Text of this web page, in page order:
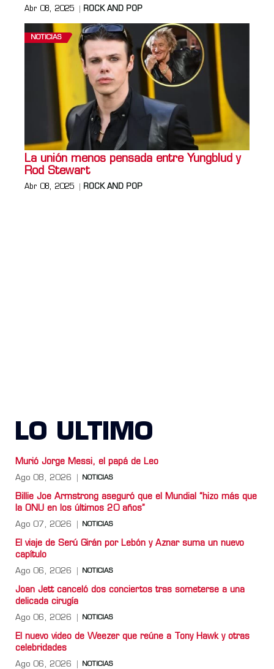
Abr 08, 2025 ROCK AND POP
NOTICIAS
La unión menos pensada entre Yungblud y
Rod Stewart
Abr 08, 2025 ROCK AND POP
LO ULTIMO
Murió Jorge Messi, el papá de Leo
Ago 08, 2026 NOTICIAS
Billie Joe Armstrong aseguró que el Mundial “hizo más que
la ONU en los últimos 20 años”
Ago 07, 2026 NOTICIAS
El viaje de Serú Girán por Lebón y Aznar suma un nuevo
capítulo
Ago 06, 2026 NOTICIAS
Joan Jett canceló dos conciertos tras someterse a una
delicada cirugía
Ago 06, 2026 NOTICIAS
El nuevo video de Weezer que reúne a Tony Hawk y otras
celebridades
Ago 06, 2026 NOTICIAS